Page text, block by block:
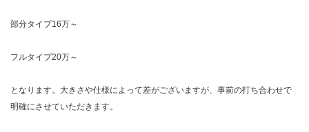
部分タイプ16万～
フルタイプ20万～
となります。大きさや仕様によって差がございますが、事前の打ち合わせで
明確にさせていただきます。